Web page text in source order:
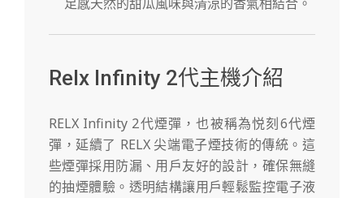
Relx Infinity 2代主機介紹
RELX Infinity 2代煙彈，也被稱為悦刻6代煙
彈，延續了 RELX 尖端電子煙技術的傳統。這
些煙彈採用防漏、用戶友好的設計，確保無縫
的抽煙體驗。透明結構讓用戶輕鬆監控電子液